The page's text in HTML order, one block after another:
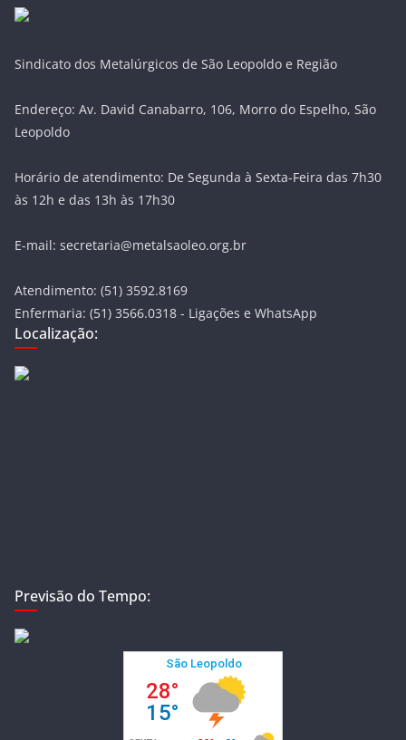
Sindicato dos Metalúrgicos de São Leopoldo e Região
Endereço: Av. David Canabarro, 106, Morro do Espelho, São
Leopoldo
Horário de atendimento: De Segunda à Sexta-Feira das 7h30
às 12h e das 13h às 17h30
E-mail: secretaria@metalsaoleo.org.br
Atendimento: (51) 3592.8169
Enfermaria: (51) 3566.0318 - Ligações e WhatsApp
Localização:
Previsão do Tempo: